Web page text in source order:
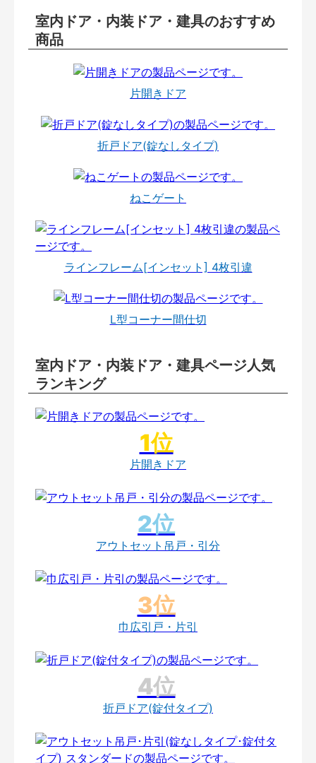
室内ドア・内装ドア・建具のおすすめ
商品
片開きドア
折戸ドア(錠なしタイプ)
ねこゲート
ラインフレーム[インセット] 4枚引違
L型コーナー間仕切
室内ドア・内装ドア・建具ページ人気
ランキング
片開きドア
アウトセット吊戸・引分
巾広引戸・片引
折戸ドア(錠付タイプ)